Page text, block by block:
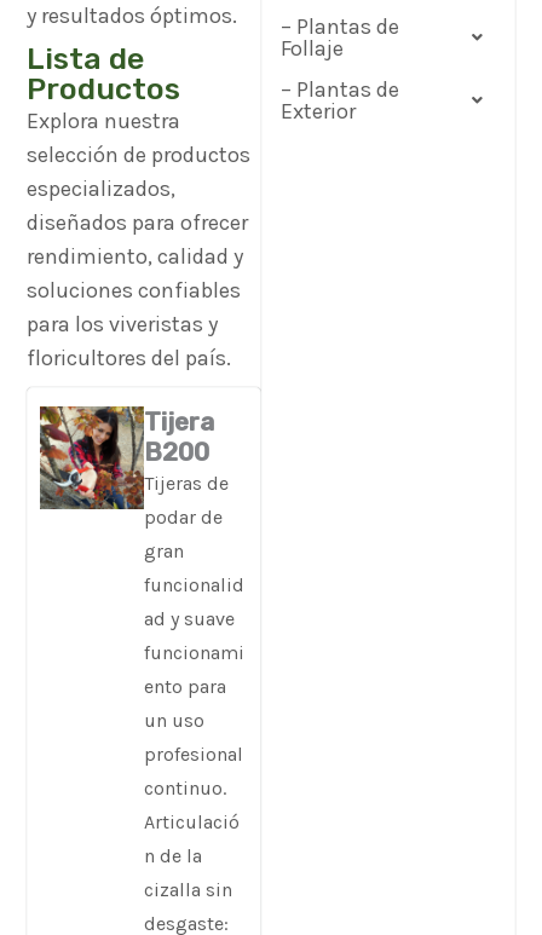
y resultados óptimos.
Lista de
Productos
Explora nuestra
selección de productos
especializados,
diseñados para ofrecer
rendimiento, calidad y
soluciones confiables
para los viveristas y
floricultores del país.
Tijera
B200
Tijeras de
podar de
gran
funcionalid
ad y suave
funcionami
ento para
un uso
profesional
continuo.
Articulació
n de la
cizalla sin
desgaste:
– Plantas de
Follaje
– Plantas de
Exterior